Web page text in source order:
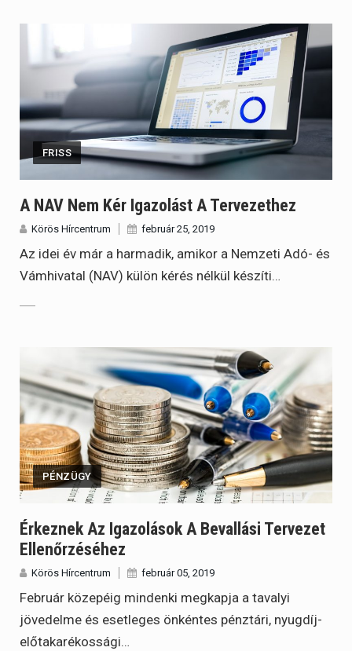
FRISS
A NAV Nem Kér Igazolást A Tervezethez
Körös Hírcentrum február 25, 2019
Az idei év már a harmadik, amikor a Nemzeti Adó- és
Vámhivatal (NAV) külön kérés nélkül készíti…
PÉNZÜGY
Érkeznek Az Igazolások A Bevallási Tervezet
Ellenőrzéséhez
Körös Hírcentrum február 05, 2019
Február közepéig mindenki megkapja a tavalyi
jövedelme és esetleges önkéntes pénztári, nyugdíj-
előtakarékossági…